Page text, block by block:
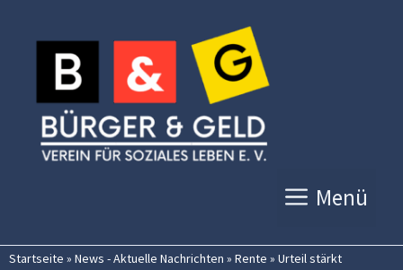
Inhalt
springen
Menü
Startseite » News - Aktuelle Nachrichten » Rente » Urteil stärkt